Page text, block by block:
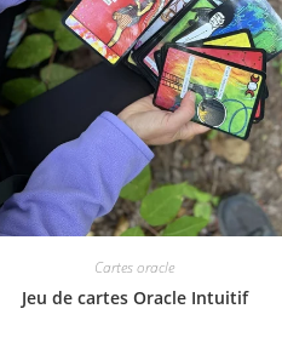
Cartes oracle
Jeu de cartes Oracle Intuitif